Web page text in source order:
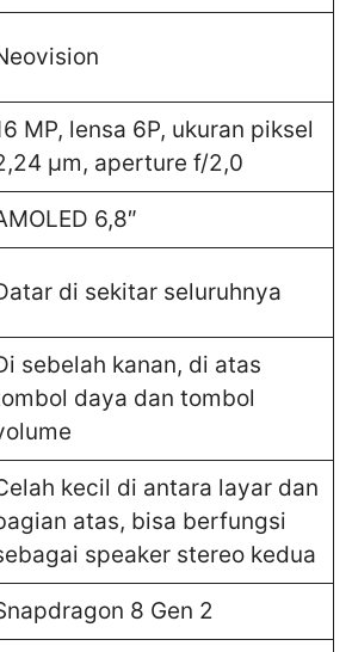
MP, lensa 6P, ukuran piksel
µm, aperture f/2,0
6,8″
di sekitar seluruhnya
sebelah kanan, di atas
daya dan tombol
kecil di antara layar dan
atas, bisa berfungsi
speaker stereo kedua
8 Gen 2